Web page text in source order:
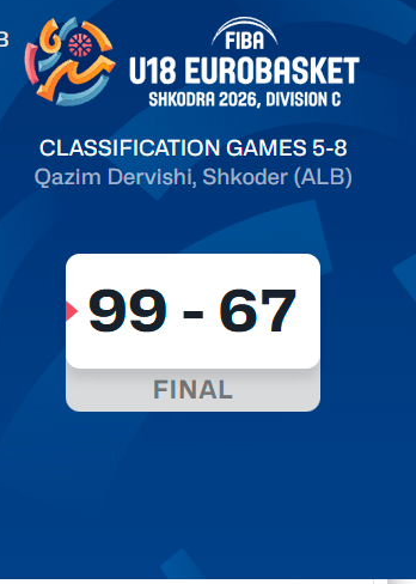
vs Gibraltar FIBA U18 EuroBasket 2026,
Обзор Статистика Матч сыгран 0